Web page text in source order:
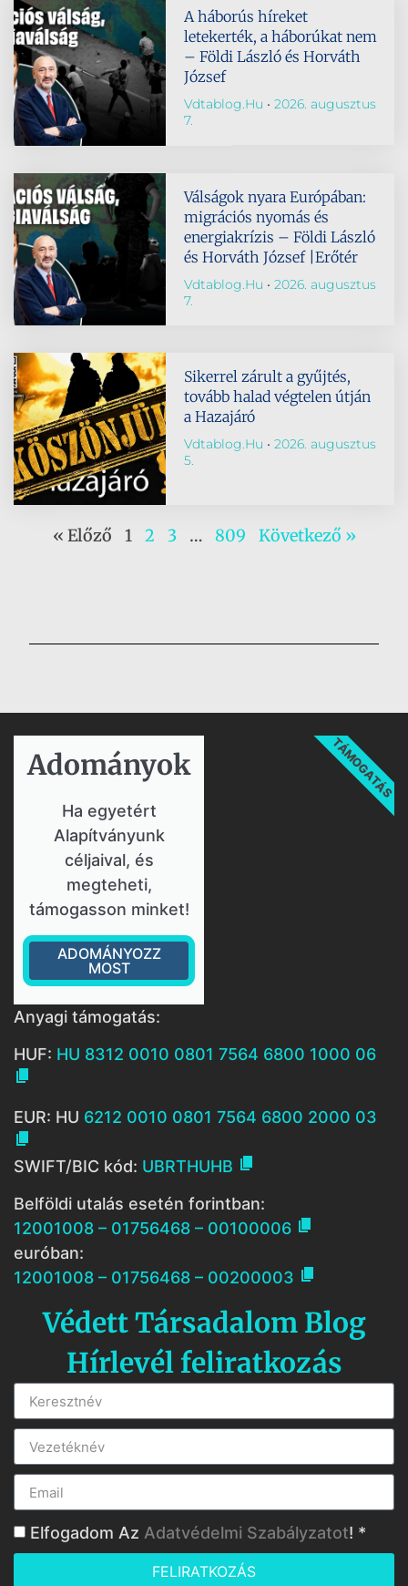
A háborús híreket
letekerték, a háborúkat nem
– Földi László és Horváth
József
Vdtablog.hu
2026. augusztus
7.
Válságok nyara Európában:
migrációs nyomás és
energiakrízis – Földi László
és Horváth József |Erőtér
Vdtablog.hu
2026. augusztus
7.
Sikerrel zárult a gyűjtés,
tovább halad végtelen útján
a Hazajáró
Vdtablog.hu
2026. augusztus
5.
« Előző 1 2 3 … 809 Következő »
Adományok​
Ha egyetért
Alapítványunk
céljaival, és
megteheti,
támogasson minket!
ADOMÁNYOZZ
MOST
TÁMOGATÁS
Anyagi támogatás:
HUF: HU 8312 0010 0801 7564 6800 1000 06

EUR: HU 6212 0010 0801 7564 6800 2000 03

SWIFT/BIC kód: UBRTHUHB 
Belföldi utalás esetén forintban:
12001008 – 01756468 – 00100006 
euróban:
12001008 – 01756468 – 00200003 
Védett Társadalom Blog
Hírlevél feliratkozás
Elfogadom Az Adatvédelmi Szabályzatot! *
FELIRATKOZÁS